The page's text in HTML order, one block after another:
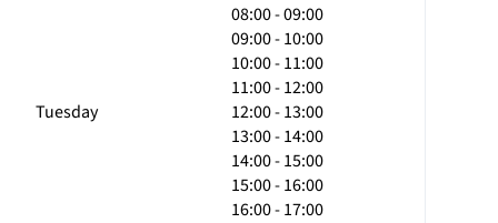
Tuesday
08:00 - 09:00
09:00 - 10:00
10:00 - 11:00
11:00 - 12:00
12:00 - 13:00
13:00 - 14:00
14:00 - 15:00
15:00 - 16:00
16:00 - 17:00